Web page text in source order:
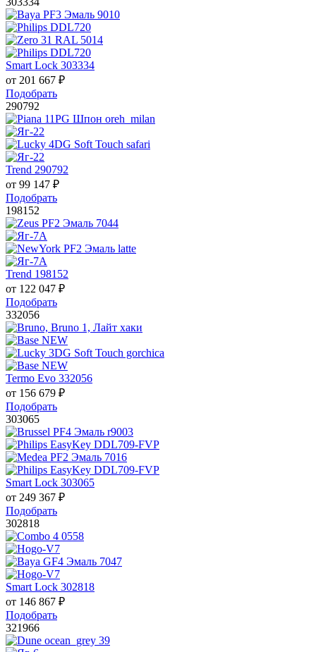
Smart Lock 303334
от 201 667 ₽
Подобрать
290792
Trend 290792
от 99 147 ₽
Подобрать
198152
Trend 198152
от 122 047 ₽
Подобрать
332056
Termo Evo 332056
от 156 679 ₽
Подобрать
303065
Smart Lock 303065
от 249 367 ₽
Подобрать
302818
Smart Lock 302818
от 146 867 ₽
Подобрать
321966